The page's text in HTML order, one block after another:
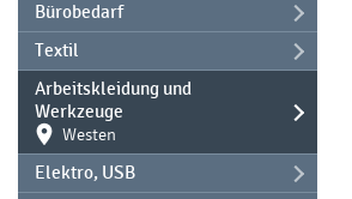
Bürobedarf
Textil
Arbeitskleidung und
Werkzeuge
Westen
Elektro, USB